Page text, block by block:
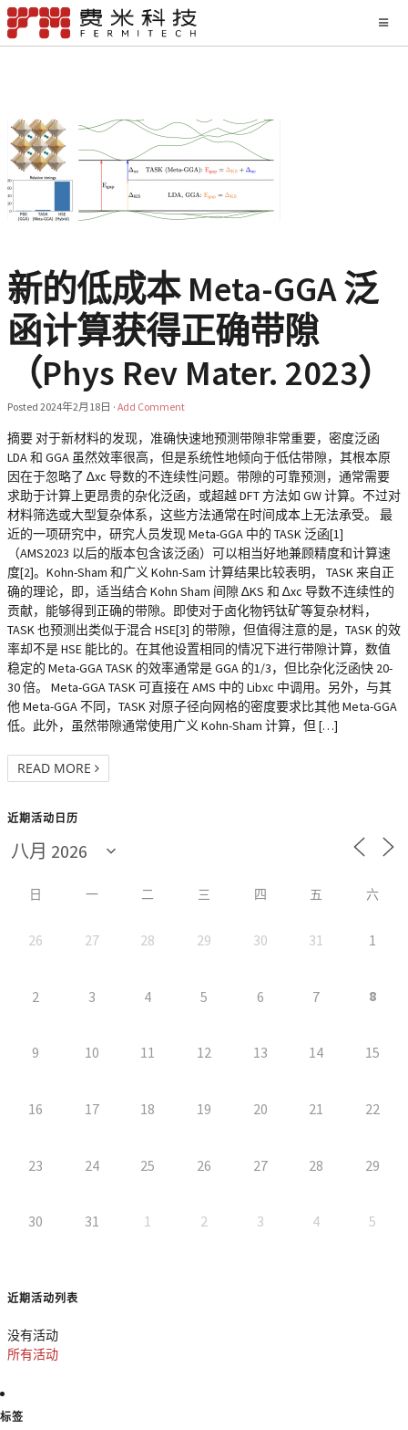
新的低成本 Meta-GGA 泛
函计算获得正确带隙
（Phys Rev Mater. 2023）
Posted 2024年2月18日 · Add Comment
摘要 对于新材料的发现，准确快速地预测带隙非常重要，密度泛函
LDA 和 GGA 虽然效率很高，但是系统性地倾向于低估带隙，其根本原
因在于忽略了 ∆xc 导数的不连续性问题。带隙的可靠预测，通常需要
求助于计算上更昂贵的杂化泛函，或超越 DFT 方法如 GW 计算。不过对
材料筛选或大型复杂体系，这些方法通常在时间成本上无法承受。 最
近的一项研究中，研究人员发现 Meta-GGA 中的 TASK 泛函[1]
（AMS2023 以后的版本包含该泛函）可以相当好地兼顾精度和计算速
度[2]。Kohn-Sham 和广义 Kohn-Sam 计算结果比较表明， TASK 来自正
确的理论，即，适当结合 Kohn Sham 间隙 ∆KS 和 ∆xc 导数不连续性的
贡献，能够得到正确的带隙。即使对于卤化物钙钛矿等复杂材料，
TASK 也预测出类似于混合 HSE[3] 的带隙，但值得注意的是，TASK 的效
率却不是 HSE 能比的。在其他设置相同的情况下进行带隙计算，数值
稳定的 Meta-GGA TASK 的效率通常是 GGA 的1/3，但比杂化泛函快 20-
30 倍。 Meta-GGA TASK 可直接在 AMS 中的 Libxc 中调用。另外，与其
他 Meta-GGA 不同，TASK 对原子径向网格的密度要求比其他 Meta-GGA
低。此外，虽然带隙通常使用广义 Kohn-Sham 计算，但 […]
READ MORE
近期活动日历
日 一 二 三 四 五 六
26 27 28 29 30 31 1
2 3 4 5 6 7 8
9 10 11 12 13 14 15
16 17 18 19 20 21 22
23 24 25 26 27 28 29
30 31 1 2 3 4 5
近期活动列表
没有活动
所有活动
标签